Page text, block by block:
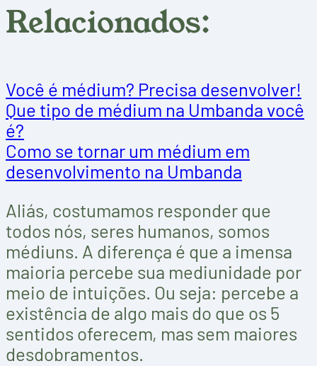
Relacionados:
Você é médium? Precisa desenvolver!
Que tipo de médium na Umbanda você
é?
Como se tornar um médium em
desenvolvimento na Umbanda
Aliás, costumamos responder que
todos nós, seres humanos, somos
médiuns. A diferença é que a imensa
maioria percebe sua mediunidade por
meio de intuições. Ou seja: percebe a
existência de algo mais do que os 5
sentidos oferecem, mas sem maiores
desdobramentos.